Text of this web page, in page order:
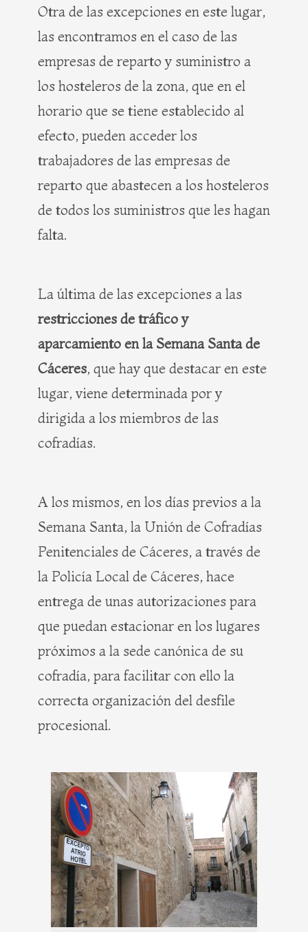
Otra de las excepciones en este lugar,
las encontramos en el caso de las
empresas de reparto y suministro a
los hosteleros de la zona, que en el
horario que se tiene establecido al
efecto, pueden acceder los
trabajadores de las empresas de
reparto que abastecen a los hosteleros
de todos los suministros que les hagan
falta.
La última de las excepciones a las
restricciones de tráfico y
aparcamiento en la Semana Santa de
Cáceres, que hay que destacar en este
lugar, viene determinada por y
dirigida a los miembros de las
cofradías.
A los mismos, en los días previos a la
Semana Santa, la Unión de Cofradías
Penitenciales de Cáceres, a través de
la Policía Local de Cáceres, hace
entrega de unas autorizaciones para
que puedan estacionar en los lugares
próximos a la sede canónica de su
cofradía, para facilitar con ello la
correcta organización del desfile
procesional.